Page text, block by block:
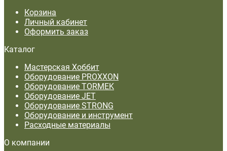
Корзина
Личный кабинет
Оформить заказ
Каталог
Мастерская Хоббит
Оборудование PROXXON
Оборудование TORMEK
Оборудование JET
Оборудование STRONG
Оборудование и инструмент
Расходные материалы
О компании